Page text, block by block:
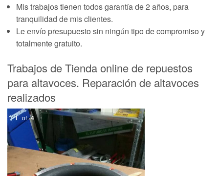
Mis trabajos tienen todos garantía de 2 años, para
tranquilidad de mis clientes.
Le envío presupuesto sin ningún tipo de compromiso y
totalmente gratuito.
Trabajos de Tienda online de repuestos
para altavoces. Reparación de altavoces
realizados
1 of 4